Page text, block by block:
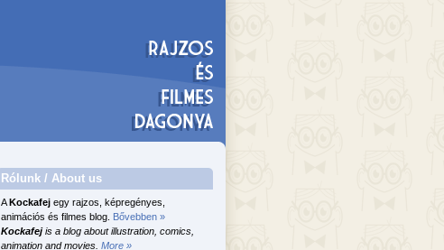
Rólunk / About us
AKockafej egy rajzos, képregényes,
animációs és filmes blog. Bővebben »
Kockafejis a blog about illustration, comics,
animation and movies. More »